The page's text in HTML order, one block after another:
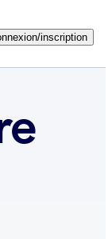
inscription